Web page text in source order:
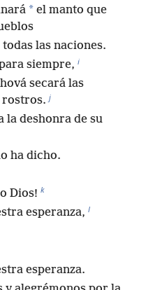
* el manto que
las naciones.
siempre, i
secará las
rostros. j
la deshonra de su
ha dicho.
Dios! k
esperanza, l
esperanza.